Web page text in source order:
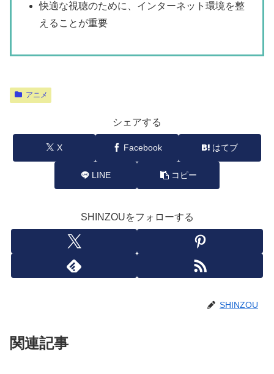
快適な視聴のために、インターネット環境を整
えることが重要
アニメ
シェアする
X Facebook はてブ
LINE コピー
SHINZOUをフォローする
SHINZOU
関連記事